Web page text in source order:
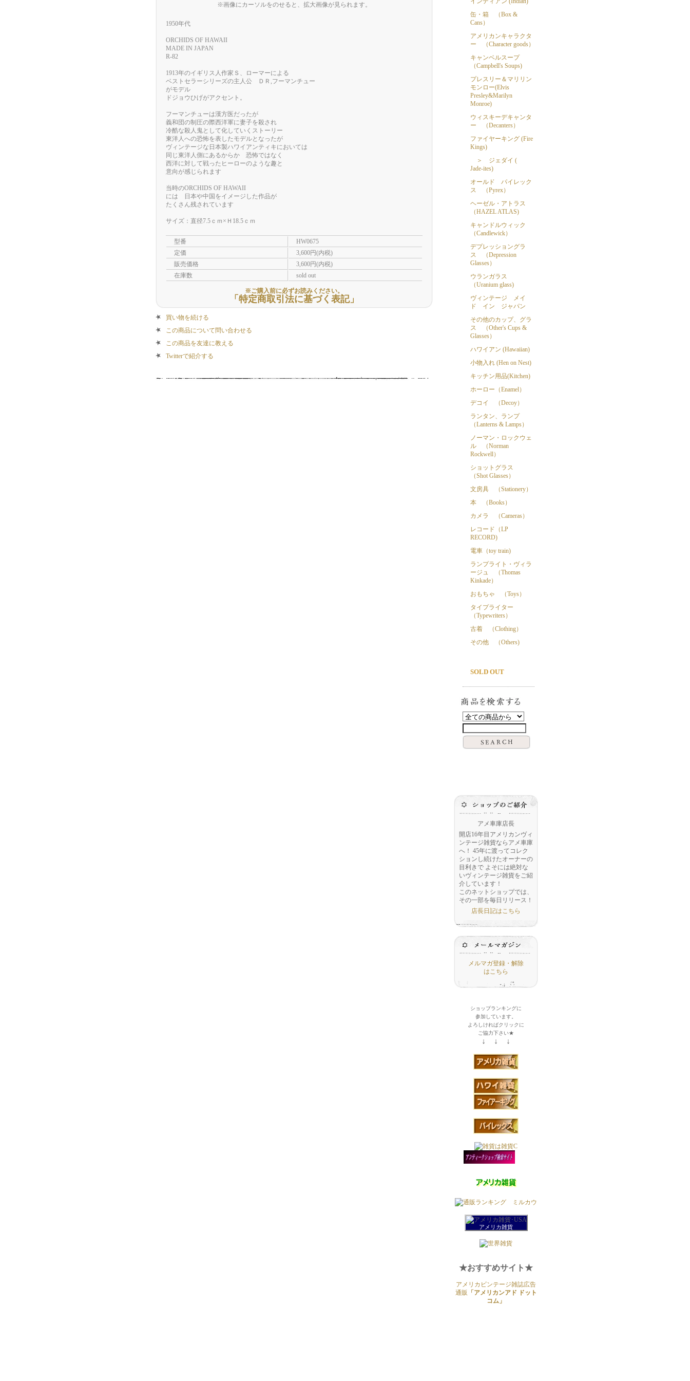
※画像にカーソルをのせると、拡大画像が見られます。
1950年代
ORCHIDS OF HAWAII
MADE IN JAPAN
R-82
1913年のイギリス人作家Ｓ、ローマーによる
ベストセラーシリーズの主人公 ＤＲ,フーマンチュー
がモデル
ドジョウひげがアクセント。
フーマンチューは漢方医だったが
義和団の制圧の際西洋軍に妻子を殺され
冷酷な殺人鬼として化していくストーリー
東洋人への恐怖を表したモデルとなったが
ヴィンテージな日本製ハワイアンティキにおいては
同じ東洋人側にあるからか 恐怖ではなく
西洋に対して戦ったヒーローのような趣と
意向が感じられます
当時のORCHIDS OF HAWAII
には 日本や中国をイメージした作品が
たくさん残されています
サイズ：直径7.5ｃｍ×Ｈ18.5ｃｍ
型番
HW0675
定価
3,600円(内税)
販売価格
3,600円(内税)
在庫数
sold out
※ご購入前に必ずお読みください。
「特定商取引法に基づく表記」
買い物を続ける
この商品について問い合わせる
この商品を友達に教える
Twitterで紹介する
缶・箱 （Box &
Cans）
アメリカンキャラクタ
ー （Character goods）
キャンベルスープ
（Campbell's Soups)
プレスリー＆マリリン
モンロー(Elvis
Presley&Marilyn
Monroe)
ウィスキーデキャンタ
ー （Decanters）
ファイヤーキング (Fire
Kings)
＞ ジェダイ (
Jade-ites)
オールド パイレック
ス （Pyrex）
ヘーゼル・アトラス
（HAZEL ATLAS)
キャンドルウィック
（Candlewick）
デプレッショングラ
ス （Depression
Glasses）
ウランガラス
（Uranium glass)
ヴィンテージ メイ
ド イン ジャパン
その他のカップ、グラ
ス （Other's Cups &
Glasses）
ハワイアン (Hawaiian)
小物入れ (Hen on Nest)
キッチン用品(Kitchen)
ホーロー（Enamel）
デコイ （Decoy）
ランタン、ランプ
（Lanterns & Lamps）
ノーマン・ロックウェ
ル （Norman
Rockwell）
ショットグラス
（Shot Glasses）
文房具 （Stationery）
本 （Books）
カメラ （Cameras）
レコード（LP
RECORD)
電車（toy train)
ランプライト・ヴィラ
ージュ （Thomas
Kinkade）
おもちゃ （Toys）
タイプライター
（Typewriters）
古着 （Clothing）
その他 （Others)
SOLD OUT
アメ車庫店長
開店16年目アメリカンヴィ
ンテージ雑貨ならアメ車庫
へ！ 45年に渡ってコレク
ションし続けたオーナーの
目利きで よそには絶対な
いヴィンテージ雑貨をご紹
介しています！
このネットショップでは、
その一部を毎日リリース！
店長日記はこちら
メルマガ登録・解除
はこちら
ショップランキングに
参加しています。
よろしければクリックに
ご協力下さい★
↓ ↓ ↓
アメリカ雑貨
★おすすめサイト★
アメリカビンテージ雑誌広告
通販
「アメリカンアド ドット
コム」